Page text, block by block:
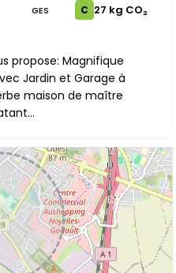
GES C 27 kg CO₂
propose: Magnifique
Jardin et Garage à
maison de maître